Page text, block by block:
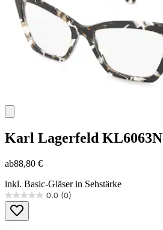
Karl Lagerfeld KL6063N
ab88,80 €
inkl. Basic-Gläser in Sehstärke
0.0 (0)
0.0
von
5